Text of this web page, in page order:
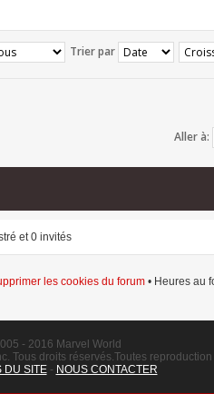
Trier par
Aller à:
et 0 invités
les cookies du forum • Heures au
- 2016 Marvel World
Tous droits réservés.Toutes
DU SITE- NOUS CONTACTER